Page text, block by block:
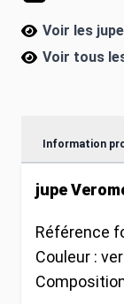
Voir les
Voir tous
Information
jupe
Référence
Couleur :